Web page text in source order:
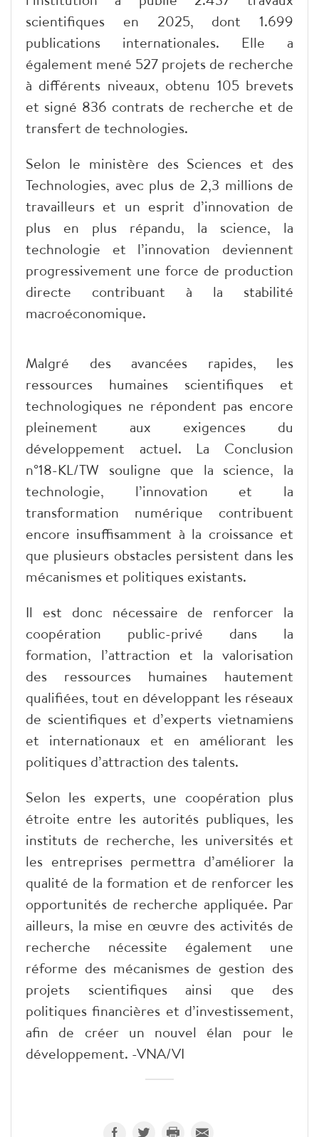
scientifiques en 2025, dont 1.699
publications internationales. Elle a
également mené 527 projets de recherche
à différents niveaux, obtenu 105 brevets
et signé 836 contrats de recherche et de
transfert de technologies.
Selon le ministère des Sciences et des
Technologies, avec plus de 2,3 millions de
travailleurs et un esprit d’innovation de
plus en plus répandu, la science, la
technologie et l’innovation deviennent
progressivement une force de production
directe contribuant à la stabilité
macroéconomique.
Malgré des avancées rapides, les
ressources humaines scientifiques et
technologiques ne répondent pas encore
pleinement aux exigences du
développement actuel. La Conclusion
n°18-KL/TW souligne que la science, la
technologie, l’innovation et la
transformation numérique contribuent
encore insuffisamment à la croissance et
que plusieurs obstacles persistent dans les
mécanismes et politiques existants.
Il est donc nécessaire de renforcer la
coopération public-privé dans la
formation, l’attraction et la valorisation
des ressources humaines hautement
qualifiées, tout en développant les réseaux
de scientifiques et d’experts vietnamiens
et internationaux et en améliorant les
politiques d’attraction des talents.
Selon les experts, une coopération plus
étroite entre les autorités publiques, les
instituts de recherche, les universités et
les entreprises permettra d’améliorer la
qualité de la formation et de renforcer les
opportunités de recherche appliquée. Par
ailleurs, la mise en œuvre des activités de
recherche nécessite également une
réforme des mécanismes de gestion des
projets scientifiques ainsi que des
politiques financières et d’investissement,
afin de créer un nouvel élan pour le
développement. -VNA/VI